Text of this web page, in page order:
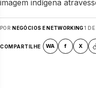
imagem indígena
POR NEGÓCIOS E NETWORKING1
COMPARTILHE WA f X